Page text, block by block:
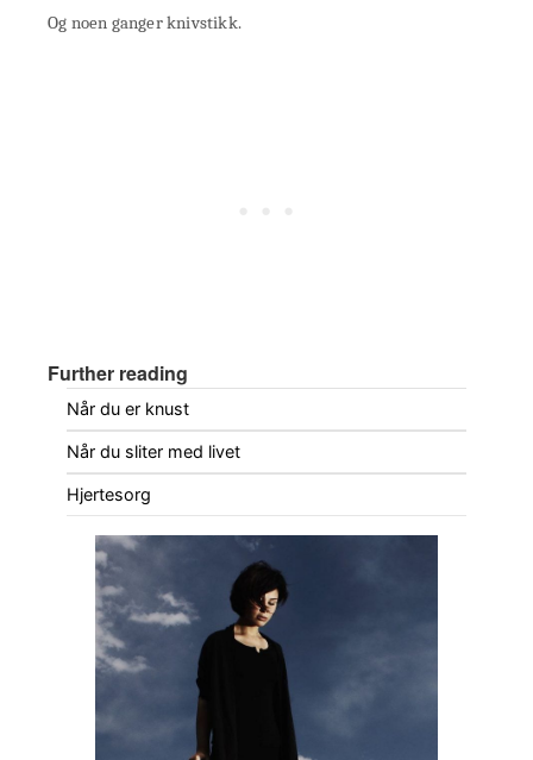
Og noen ganger knivstikk.
Further reading
Når du er knust
Når du sliter med livet
Hjertesorg